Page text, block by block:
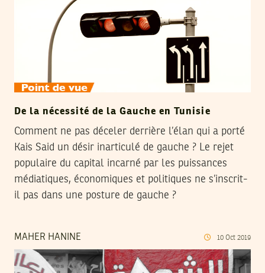
De la nécessité de la Gauche en Tunisie
Comment ne pas déceler derrière l’élan qui a porté
Kais Said un désir inarticulé de gauche ? Le rejet
populaire du capital incarné par les puissances
médiatiques, économiques et politiques ne s’inscrit-
il pas dans une posture de gauche ?
MAHER HANINE 10 Oct 2019